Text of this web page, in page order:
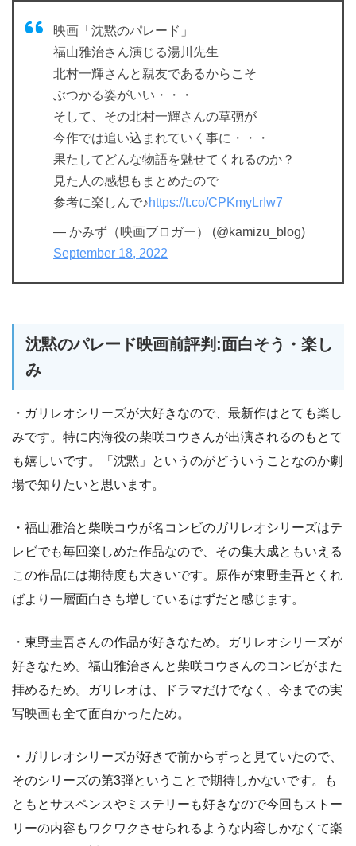
映画「沈黙のパレード」
福山雅治さん演じる湯川先生
北村一輝さんと親友であるからこそ
ぶつかる姿がいい・・・
そして、その北村一輝さんの草彅が
今作では追い込まれていく事に・・・
果たしてどんな物語を魅せてくれるのか？
見た人の感想もまとめたので
参考に楽しんで♪https://t.co/CPKmyLrIw7
— かみず（映画ブロガー） (@kamizu_blog)
September 18, 2022
沈黙のパレード映画前評判:面白そう・楽し
み
・ガリレオシリーズが大好きなので、最新作はとても楽し
みです。特に内海役の柴咲コウさんが出演されるのもとて
も嬉しいです。「沈黙」というのがどういうことなのか劇
場で知りたいと思います。
・福山雅治と柴咲コウが名コンビのガリレオシリーズはテ
レビでも毎回楽しめた作品なので、その集大成ともいえる
この作品には期待度も大きいです。原作が東野圭吾とくれ
ばより一層面白さも増しているはずだと感じます。
・東野圭吾さんの作品が好きなため。ガリレオシリーズが
好きなため。福山雅治さんと柴咲コウさんのコンビがまた
拝めるため。ガリレオは、ドラマだけでなく、今までの実
写映画も全て面白かったため。
・ガリレオシリーズが好きで前からずっと見ていたので、
そのシリーズの第3弾ということで期待しかないです。も
ともとサスペンスやミステリーも好きなので今回もストー
リーの内容もワクワクさせられるような内容しかなくて楽